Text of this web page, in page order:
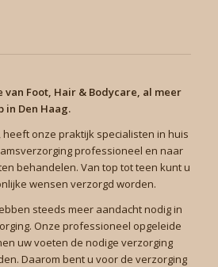
van Foot, Hair & Bodycare, al meer
in Den Haag.
heeft onze praktijk specialisten in huis
professioneel en naar
behandelen. Van top tot teen kunt u
wensen verzorgd worden.
steeds meer aandacht nodig in
Onze professioneel opgeleide
uw voeten de nodige verzorging
Daarom bent u voor de verzorging